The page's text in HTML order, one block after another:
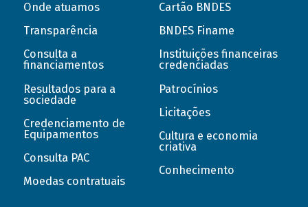
Onde atuamos
Transparência
Consulta a
financiamentos
Resultados para a
sociedade
Credenciamento de
Equipamentos
Consulta PAC
Moedas contratuais
Cartão BNDES
BNDES Finame
Instituições financeiras
credenciadas
Patrocínios
Licitações
Cultura e economia
criativa
Conhecimento